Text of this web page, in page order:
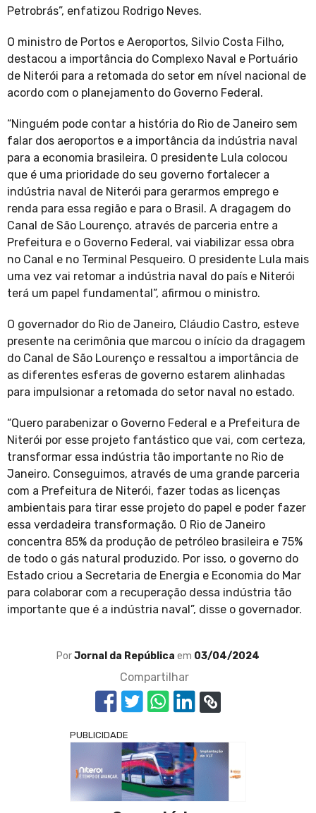
Petrobrás”, enfatizou Rodrigo Neves.
O ministro de Portos e Aeroportos, Silvio Costa Filho,
destacou a importância do Complexo Naval e Portuário
de Niterói para a retomada do setor em nível nacional de
acordo com o planejamento do Governo Federal.
“Ninguém pode contar a história do Rio de Janeiro sem
falar dos aeroportos e a importância da indústria naval
para a economia brasileira. O presidente Lula colocou
que é uma prioridade do seu governo fortalecer a
indústria naval de Niterói para gerarmos emprego e
renda para essa região e para o Brasil. A dragagem do
Canal de São Lourenço, através de parceria entre a
Prefeitura e o Governo Federal, vai viabilizar essa obra
no Canal e no Terminal Pesqueiro. O presidente Lula mais
uma vez vai retomar a indústria naval do país e Niterói
terá um papel fundamental”, afirmou o ministro.
O governador do Rio de Janeiro, Cláudio Castro, esteve
presente na cerimônia que marcou o início da dragagem
do Canal de São Lourenço e ressaltou a importância de
as diferentes esferas de governo estarem alinhadas
para impulsionar a retomada do setor naval no estado.
“Quero parabenizar o Governo Federal e a Prefeitura de
Niterói por esse projeto fantástico que vai, com certeza,
transformar essa indústria tão importante no Rio de
Janeiro. Conseguimos, através de uma grande parceria
com a Prefeitura de Niterói, fazer todas as licenças
ambientais para tirar esse projeto do papel e poder fazer
essa verdadeira transformação. O Rio de Janeiro
concentra 85% da produção de petróleo brasileira e 75%
de todo o gás natural produzido. Por isso, o governo do
Estado criou a Secretaria de Energia e Economia do Mar
para colaborar com a recuperação dessa indústria tão
importante que é a indústria naval”, disse o governador.
PorJornal da República em 03/04/2024
Compartilhar
PUBLICIDADE